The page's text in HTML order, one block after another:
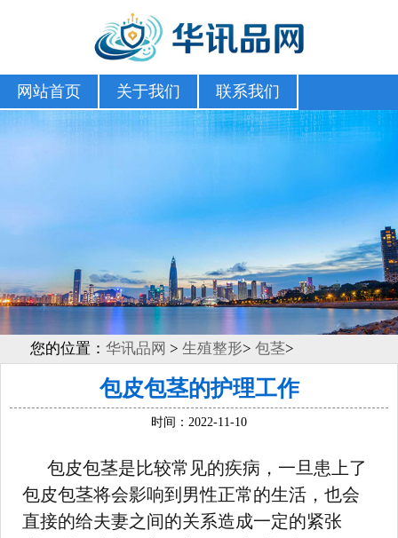
网站首页 关于我们 联系我们
您的位置： 华讯品网 > 生殖整形> 包茎>
包皮包茎的护理工作
时间：2022-11-10
包皮包茎是比较常见的疾病，一旦患上了
包皮包茎将会影响到男性正常的生活，也会
直接的给夫妻之间的关系造成一定的紧张